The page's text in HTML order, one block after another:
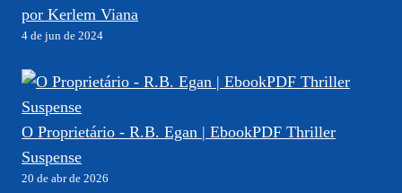
por Kerlem Viana
4 de jun de 2024
O Proprietário - R.B. Egan | EbookPDF Thriller
Suspense
20 de abr de 2026